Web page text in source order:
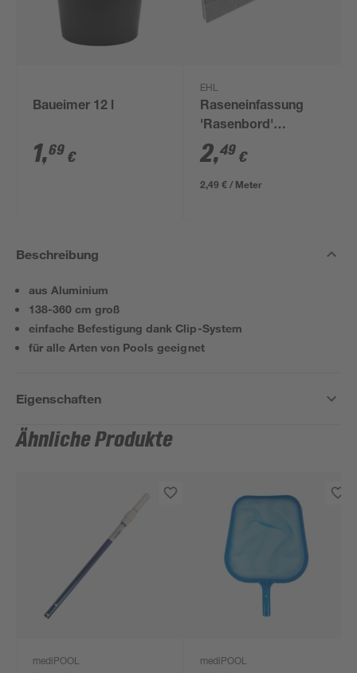
Baueimer 12 l
1,69 €
EHL
Raseneinfassung
'Rasenbord'
beidseitig abgerundet
5 x 25 x 100 cm grau
2,49 €
2,49 € / Meter
Beschreibung
aus Aluminium
138-360 cm groß
einfache Befestigung dank Clip-System
für alle Arten von Pools geeignet
Eigenschaften
Ähnliche Produkte
mediPOOL mediPOOL